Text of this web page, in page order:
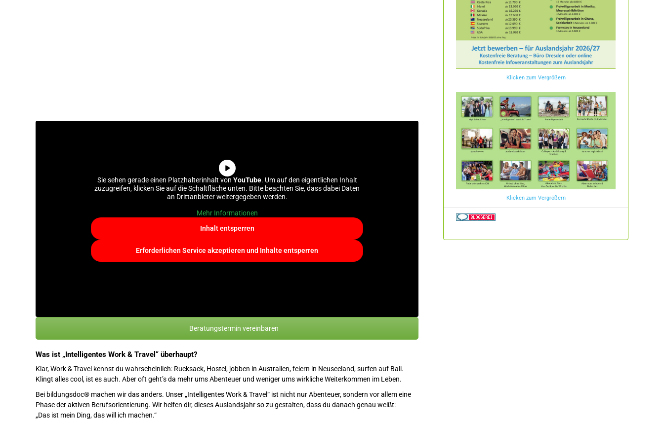
Sie sehen gerade einen Platzhalterinhalt von YouTube. Um auf den eigentlichen Inhalt
zuzugreifen, klicken Sie auf die Schaltfläche unten. Bitte beachten Sie, dass dabei Daten
an Drittanbieter weitergegeben werden.
Mehr Informationen
Inhalt entsperren
Erforderlichen Service akzeptieren und Inhalte entsperren
Beratungstermin vereinbaren
Was ist „Intelligentes Work & Travel“ überhaupt?
Klar, Work & Travel kennst du wahrscheinlich: Rucksack, Hostel, jobben in Australien, feiern in Neuseeland, surfen auf Bali.
Klingt alles cool, ist es auch. Aber oft geht’s da mehr ums Abenteuer und weniger ums wirkliche Weiterkommen im Leben.
Bei bildungsdoc® machen wir das anders. Unser „Intelligentes Work & Travel“ ist nicht nur Abenteuer, sondern vor allem eine
Phase der aktiven Berufsorientierung. Wir helfen dir, dieses Auslandsjahr so zu gestalten, dass du danach genau weißt:
„Das ist mein Ding, das will ich machen.“
Klicken zum Vergrößern
Klicken zum Vergrößern